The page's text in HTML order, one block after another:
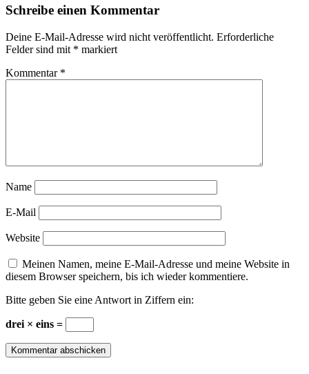
Schreibe einen Kommentar
Deine E-Mail-Adresse wird nicht veröffentlicht. Erforderliche
Felder sind mit * markiert
Kommentar *
Name
E-Mail
Website
Meinen Namen, meine E-Mail-Adresse und meine Website in
diesem Browser speichern, bis ich wieder kommentiere.
Bitte geben Sie eine Antwort in Ziffern ein:
drei × eins =